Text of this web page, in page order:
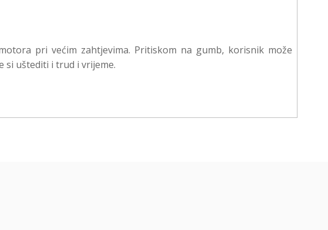
pri većim zahtjevima. Pritiskom na gumb, korisnik može
si uštediti i trud i vrijeme.